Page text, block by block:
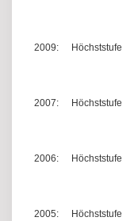
2009: Höchststufe
2007: Höchststufe
2006: Höchststufe
2005: Höchststufe